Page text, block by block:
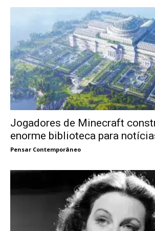
Jogadores de Minecraft
enorme biblioteca para
Pensar Contemporâneo